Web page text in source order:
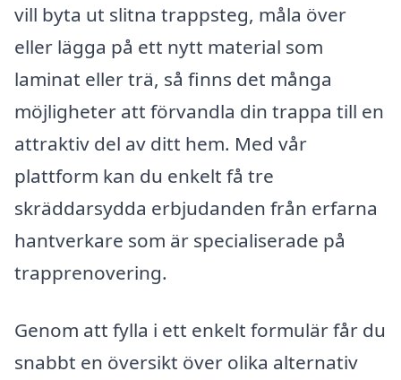
vill byta ut slitna trappsteg, måla över
eller lägga på ett nytt material som
laminat eller trä, så finns det många
möjligheter att förvandla din trappa till en
attraktiv del av ditt hem. Med vår
plattform kan du enkelt få tre
skräddarsydda erbjudanden från erfarna
hantverkare som är specialiserade på
trapprenovering.
Genom att fylla i ett enkelt formulär får du
snabbt en översikt över olika alternativ